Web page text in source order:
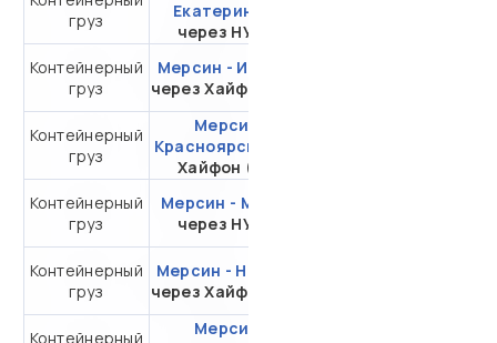
груз
Екатеринбург
через НУТЭП
Контейнерный
груз
Мерсин - Иркутск
через Хайфон (Тр.)
Контейнерный
груз
Мерсин -
Красноярск
Хайфон (Тр.)
Контейнерный
груз
Мерсин - Москва
через НУТЭП
Контейнерный
груз
Мерсин - Находка
через Хайфон (Тр.)
Контейнерный
Мерсин -